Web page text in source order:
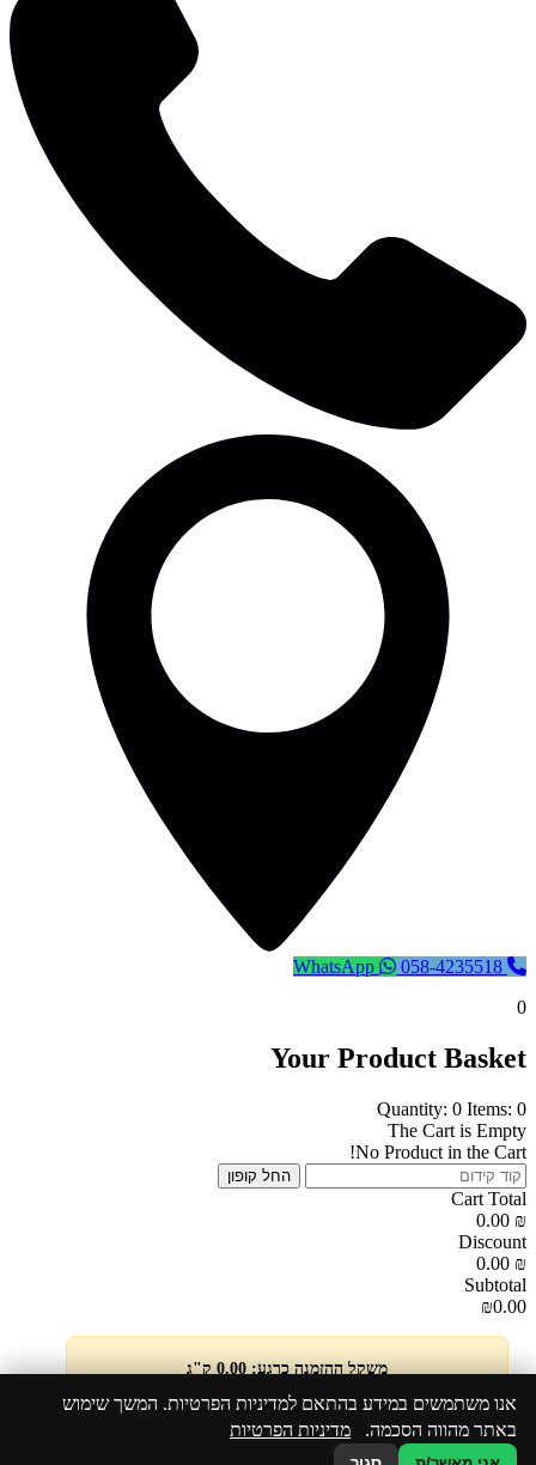
0
Your Product Basket
Quantity: 0 Items: 0
The Cart is Empty
No Product in the Cart!
החל קופון
Cart Total
0.00 ₪
Discount
0.00 ₪
Subtotal
₪0.00
משקל ההזמנה כרגע: 0.00 ק"ג
סגירת החלון והמשך קנייה
אנו משתמשים במידע בהתאם למדיניות הפרטיות. המשך שימוש
באתר מהווה הסכמה. מדיניות הפרטיות